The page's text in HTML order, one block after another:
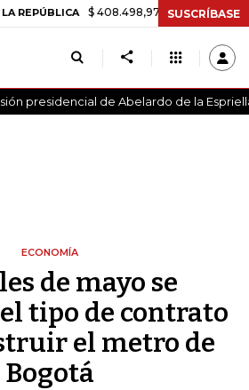
$ 408.498,97 +$ 8.753,81 +2,19%
SUSCRÍBASE
presidencial de Abelardo de la
ECONOMÍA
de mayo se
tipo de contrato
el metro de
Bogotá